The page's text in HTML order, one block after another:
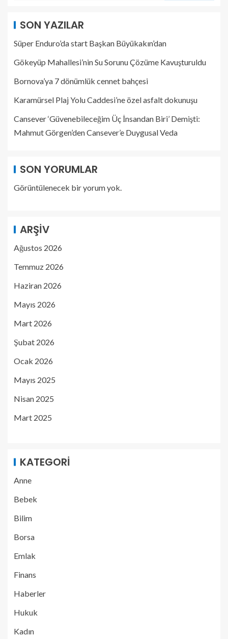
SON YAZILAR
Süper Enduro’da start Başkan Büyükakın’dan
Gökeyüp Mahallesi’nin Su Sorunu Çözüme Kavuşturuldu
Bornova’ya 7 dönümlük cennet bahçesi
Karamürsel Plaj Yolu Caddesi’ne özel asfalt dokunuşu
Cansever ‘Güvenebileceğim Üç İnsandan Biri’ Demişti:
Mahmut Görgen’den Cansever’e Duygusal Veda
SON YORUMLAR
Görüntülenecek bir yorum yok.
ARŞIV
Ağustos 2026
Temmuz 2026
Haziran 2026
Mayıs 2026
Mart 2026
Şubat 2026
Ocak 2026
Mayıs 2025
Nisan 2025
Mart 2025
KATEGORI
Anne
Bebek
Bilim
Borsa
Emlak
Finans
Haberler
Hukuk
Kadın